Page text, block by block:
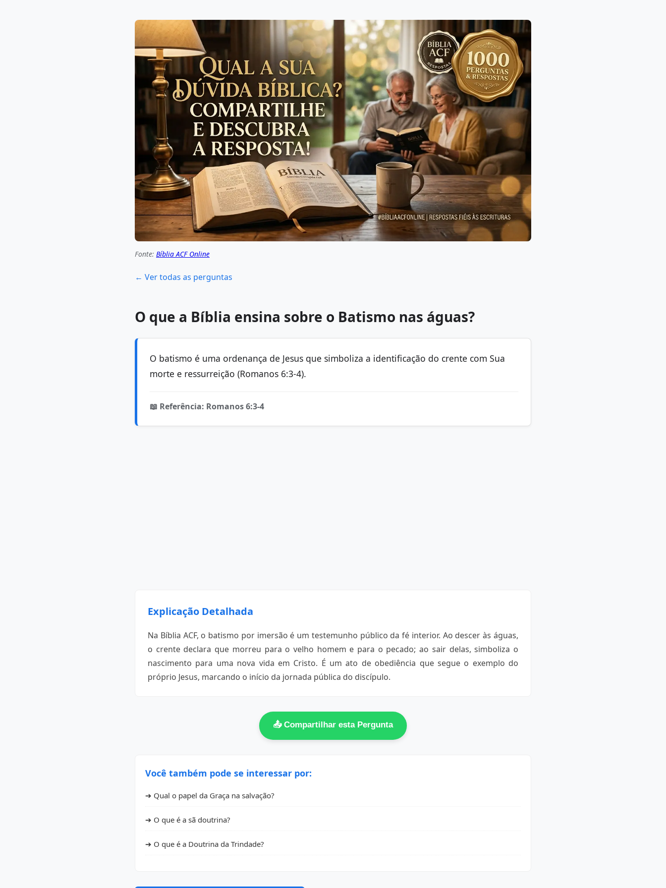
Fonte: Bíblia ACF Online
← Ver todas as perguntas
O que a Bíblia ensina sobre o Batismo nas águas?
O batismo é uma ordenança de Jesus que simboliza a identificação do crente com Sua
morte e ressurreição (Romanos 6:3-4).
📖 Referência: Romanos 6:3-4
Explicação Detalhada
Na Bíblia ACF, o batismo por imersão é um testemunho público da fé interior. Ao descer às águas,
o crente declara que morreu para o velho homem e para o pecado; ao sair delas, simboliza o
nascimento para uma nova vida em Cristo. É um ato de obediência que segue o exemplo do
próprio Jesus, marcando o início da jornada pública do discípulo.
📤 Compartilhar esta Pergunta
Você também pode se interessar por:
➔ Qual o papel da Graça na salvação?
➔ O que é a sã doutrina?
➔ O que é a Doutrina da Trindade?